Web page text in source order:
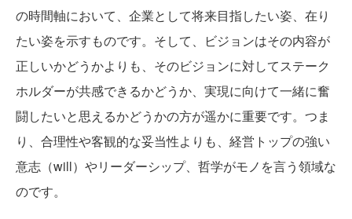
の時間軸において、企業として将来目指したい姿、在り
たい姿を示すものです。そして、ビジョンはその内容が
正しいかどうかよりも、そのビジョンに対してステーク
ホルダーが共感できるかどうか、実現に向けて一緒に奮
闘したいと思えるかどうかの方が遥かに重要です。つま
り、合理性や客観的な妥当性よりも、経営トップの強い
意志（will）やリーダーシップ、哲学がモノを言う領域な
のです。